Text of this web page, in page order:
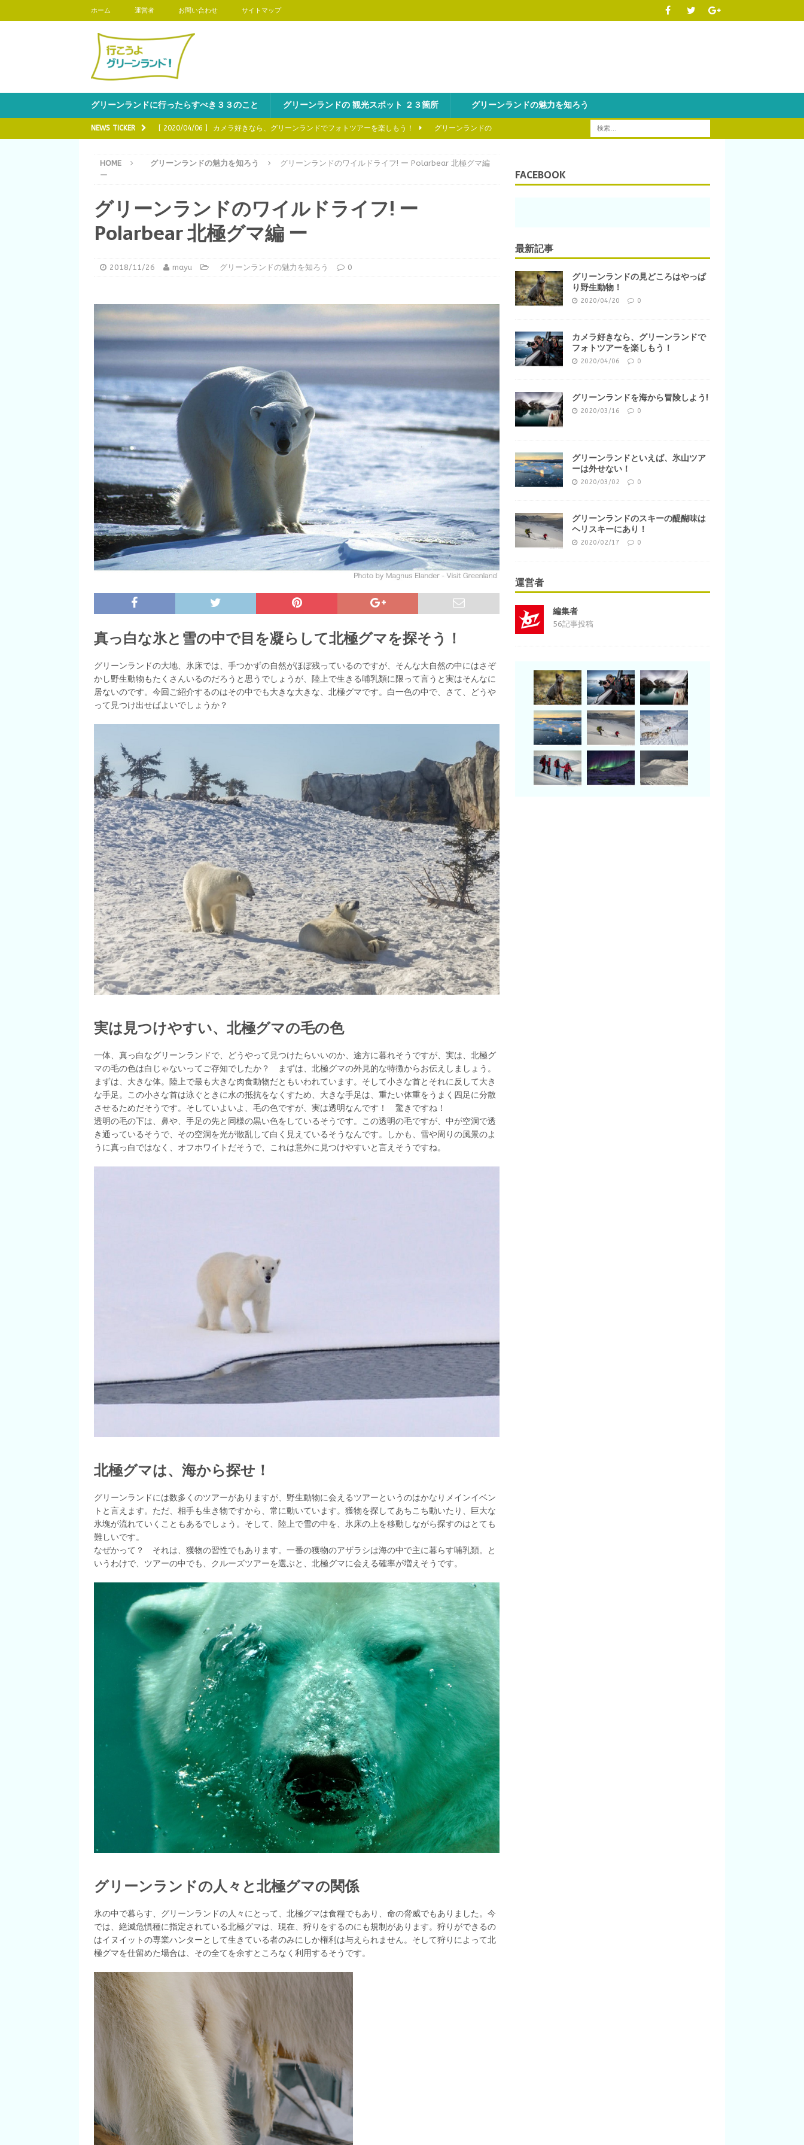
ホーム 運営者 お問い合わせ サイトマップ
グリーンランドに行ったらすべき３３のこと グリーンランドの 観光スポット ２３箇所 グリーンランドの魅力を知ろう
NEWS TICKER [ 2020/03/16 ] グリーンランドを海から冒険しよう! グリーンランドの魅力を知ろう
う
知ろう
[ 2020/04/20 ] グリーンランドの見どころはやっぱり野生動物！
魅力を知ろう
HOME グリーンランドの魅力を知ろう
グリーンランドのワイルドライフ! ー Polarbear 北極グマ編
ー
グリーンランドのワイルドライフ! ー
Polarbear 北極グマ編 ー
2018/11/26 mayu グリーンランドの魅力を知ろう 0
真っ白な氷と雪の中で目を凝らして北極グマを探そう！
グリーンランドの大地、氷床では、手つかずの自然がほぼ残っているのですが、そんな大自然の中にはさぞ
かし野生動物もたくさんいるのだろうと思うでしょうが、陸上で生きる哺乳類に限って言うと実はそんなに
居ないのです。今回ご紹介するのはその中でも大きな大きな、北極グマです。白一色の中で、さて、どうや
って見つけ出せばよいでしょうか？
実は見つけやすい、北極グマの毛の色
一体、真っ白なグリーンランドで、どうやって見つけたらいいのか、途方に暮れそうですが、実は、北極グ
マの毛の色は白じゃないってご存知でしたか？ まずは、北極グマの外見的な特徴からお伝えしましょう。
まずは、大きな体。陸上で最も大きな肉食動物だともいわれています。そして小さな首とそれに反して大き
な手足。この小さな首は泳ぐときに水の抵抗をなくすため、大きな手足は、重たい体重をうまく四足に分散
させるためだそうです。そしていよいよ、毛の色ですが、実は透明なんです！ 驚きですね！
透明の毛の下は、鼻や、手足の先と同様の黒い色をしているそうです。この透明の毛ですが、中が空洞で透
き通っているそうで、その空洞を光が散乱して白く見えているそうなんです。しかも、雪や周りの風景のよ
うに真っ白ではなく、オフホワイトだそうで、これは意外に見つけやすいと言えそうですね。
北極グマは、海から探せ！
グリーンランドには数多くのツアーがありますが、野生動物に会えるツアーというのはかなりメインイベン
トと言えます。ただ、相手も生き物ですから、常に動いています。獲物を探してあちこち動いたり、巨大な
氷塊が流れていくこともあるでしょう。そして、陸上で雪の中を、氷床の上を移動しながら探すのはとても
難しいです。
なぜかって？ それは、獲物の習性でもあります。一番の獲物のアザラシは海の中で主に暮らす哺乳類。と
いうわけで、ツアーの中でも、クルーズツアーを選ぶと、北極グマに会える確率が増えそうです。
グリーンランドの人々と北極グマの関係
氷の中で暮らす、グリーンランドの人々にとって、北極グマは食糧でもあり、命の脅威でもありました。今
では、絶滅危惧種に指定されている北極グマは、現在、狩りをするのにも規制があります。狩りができるの
はイヌイットの専業ハンターとして生きている者のみにしか権利は与えられません。そして狩りによって北
極グマを仕留めた場合は、その全てを余すところなく利用するそうです。
FACEBOOK
最新記事
グリーンランドの見どころはやっぱ
り野生動物！
2020/04/20 0
カメラ好きなら、グリーンランドで
フォトツアーを楽しもう！
2020/04/06 0
グリーンランドを海から冒険しよう!
2020/03/16 0
グリーンランドといえば、氷山ツア
ーは外せない！
2020/03/02 0
グリーンランドのスキーの醍醐味は
ヘリスキーにあり！
2020/02/17 0
運営者
編集者
56記事投稿